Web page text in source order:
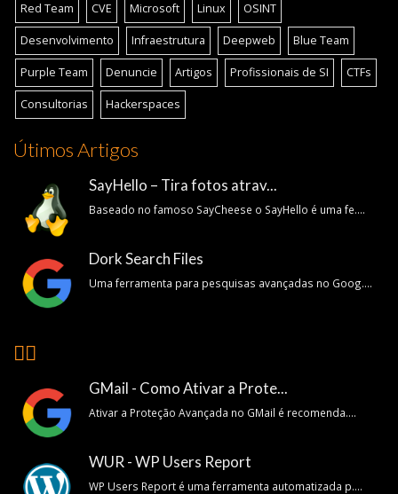
Red Team CVE Microsoft Linux OSINT
Desenvolvimento Infraestrutura Deepweb Blue Team
Purple Team Denuncie Artigos Profissionais de SI CTFs
Consultorias Hackerspaces
Útimos Artigos
SayHello – Tira fotos atrav...
Baseado no famoso SayCheese o SayHello é uma fe....
Dork Search Files
Uma ferramenta para pesquisas avançadas no Goog....
👍🏽
GMail - Como Ativar a Prote...
Ativar a Proteção Avançada no GMail é recomenda....
WUR - WP Users Report
WP Users Report é uma ferramenta automatizada p....